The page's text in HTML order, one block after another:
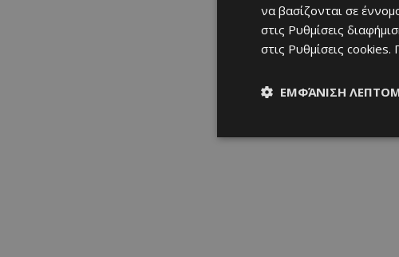
να βασίζονται σε
στις Ρυθμίσεις
στις Ρυθμίσεις cookies.
ΕΜΦΆΝΙΣΗ